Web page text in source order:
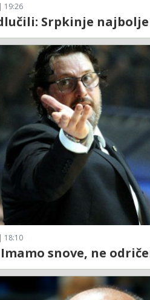
19:26
Srpkinje najbolje
18:10
snove, ne